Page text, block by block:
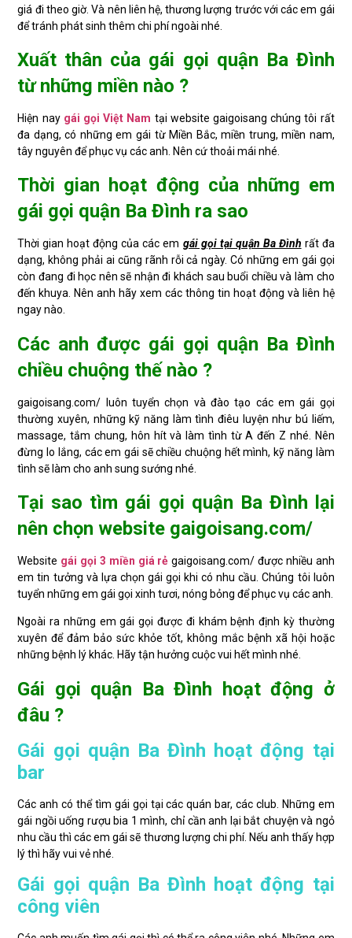
giá đi theo giờ. Và nên liên hệ, thương lượng trước với các em gái
để tránh phát sinh thêm chi phí ngoài nhé.
Xuất thân của gái gọi quận Ba Đình
từ những miền nào ?
Hiện nay gái gọi Việt Nam tại website gaigoisang chúng tôi rất
đa dạng, có những em gái từ Miền Bắc, miền trung, miền nam,
tây nguyên để phục vụ các anh. Nên cứ thoải mái nhé.
Thời gian hoạt động của những em
gái gọi quận Ba Đình ra sao
Thời gian hoạt động của các em gái gọi tại quận Ba Đình rất đa
dạng, không phải ai cũng rãnh rỗi cả ngày. Có những em gái gọi
còn đang đi học nên sẽ nhận đi khách sau buổi chiều và làm cho
đến khuya. Nên anh hãy xem các thông tin hoạt động và liên hệ
ngay nào.
Các anh được gái gọi quận Ba Đình
chiều chuộng thế nào ?
gaigoisang.com/ luôn tuyển chọn và đào tạo các em gái gọi
thường xuyên, những kỹ năng làm tình điêu luyện như bú liếm,
massage, tắm chung, hôn hít và làm tình từ A đến Z nhé. Nên
đừng lo lắng, các em gái sẽ chiều chuộng hết mình, kỹ năng làm
tình sẽ làm cho anh sung sướng nhé.
Tại sao tìm gái gọi quận Ba Đình lại
nên chọn website gaigoisang.com/
Website gái gọi 3 miền giá rẻ gaigoisang.com/ được nhiều anh
em tin tưởng và lựa chọn gái gọi khi có nhu cầu. Chúng tôi luôn
tuyển những em gái gọi xinh tươi, nóng bỏng để phục vụ các anh.
Ngoài ra những em gái gọi được đi khám bệnh định kỳ thường
xuyên để đảm bảo sức khỏe tốt, không mắc bệnh xã hội hoặc
những bệnh lý khác. Hãy tận hưởng cuộc vui hết mình nhé.
Gái gọi quận Ba Đình hoạt động ở
đâu ?
Gái gọi quận Ba Đình hoạt động tại
bar
Các anh có thể tìm gái gọi tại các quán bar, các club. Những em
gái ngồi uống rượu bia 1 mình, chỉ cần anh lại bắt chuyện và ngỏ
nhu cầu thì các em gái sẽ thương lượng chi phí. Nếu anh thấy hợp
lý thì hãy vui vẻ nhé.
Gái gọi quận Ba Đình hoạt động tại
công viên